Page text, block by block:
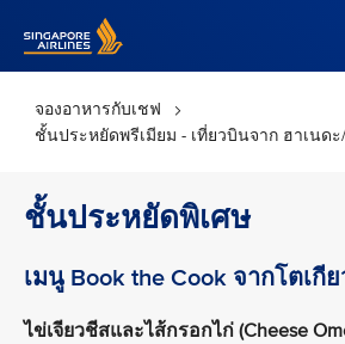
จองอาหารกับเชฟ
ชั้นประหยัดพรีเมียม - เที่ยวบินจาก ฮาเนด
ชั้นประหยัดพิเศษ
เมนู Book the Cook จากโตเกี
ไข่เจียวชีสและไส้กรอกไก่ (Cheese